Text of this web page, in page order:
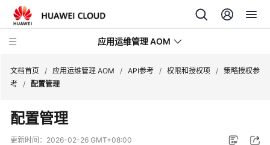
应用运维管理 AOM
最
新
动
文档首页 / 应用运维管理 AOM / API参考 / 权限和授权项 / 策略授权参
考 / 配置管理
配置管理
更新时间： 2026-02-26 GMT+08:00